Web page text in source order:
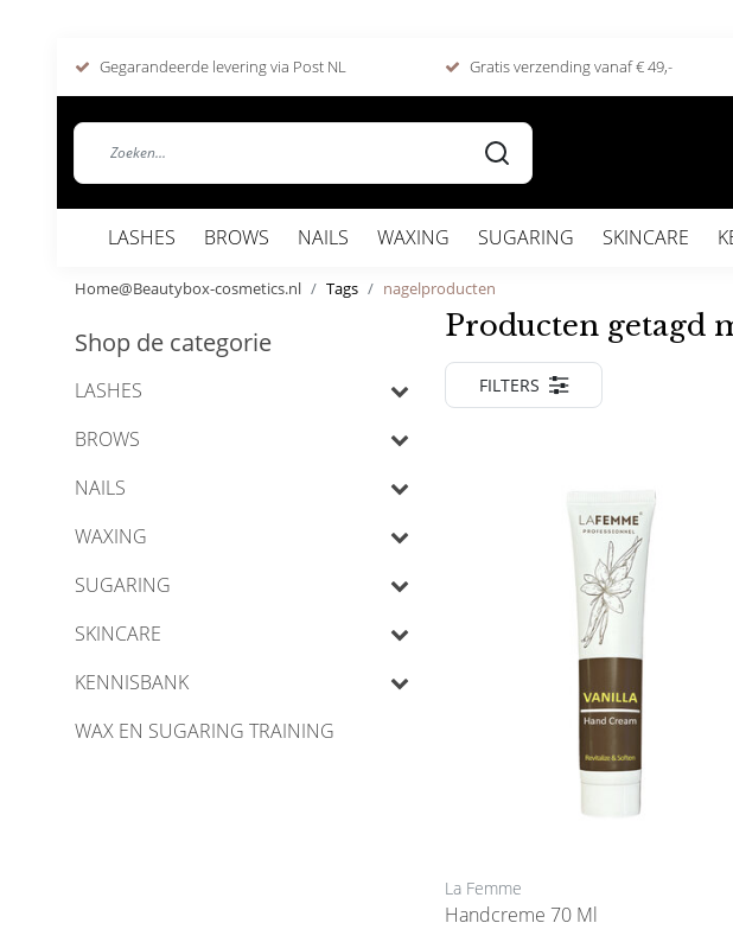
Gegarandeerde levering via Post NL Gratis verzending vanaf € 49,-
LASHES BROWS NAILS WAXING SUGARING SKINCARE
Home@Beautybox-cosmetics.nl Tags nagelproducten
Shop de categorie
LASHES
BROWS
NAILS
WAXING
SUGARING
SKINCARE
KENNISBANK
WAX EN SUGARING TRAINING
Producten getagd
FILTERS
La Femme
Handcreme 70 Ml